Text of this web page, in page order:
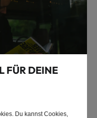
FÜR DEINE
Du kannst Cookies,